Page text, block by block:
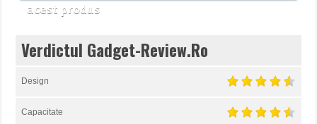
acest produs
Verdictul Gadget-Review.Ro
Design
Capacitate